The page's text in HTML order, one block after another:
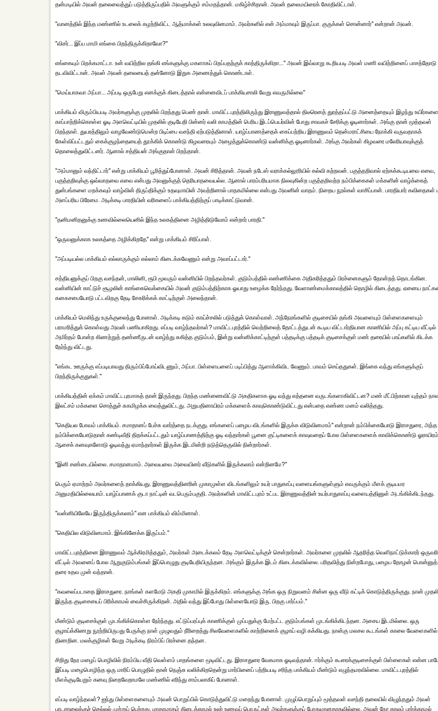
தன்மடியில் அவன் தலைவைத்துப் படுத்திருப்பதில் அவளுக்கும் சம்மதந்தான். மகிழ்ச்சிதான். அவன் தலைமயிரைக் கோதிவிட்டாள்.
''வானத்தில் இந்த மண்ணில் உடலைக் கழற்றிவிட்ட ஆத்மாக்கள் உலவுவினமாம். அவர்களில் என் அம்மாவும் இருப்பா. குருக்கள் சொன்னார்'' என்றான் அவன்.
''விசர்... இப்ப மாமி எங்கை பிறந்திருக்கிறாவோ?''
எங்கையும் பிறக்கமாட்டா. உன் வயிற்றில தங்கி எங்களுக்கு மகளாகப் பிறப்பதற்குக் காத்திருக்கிறா...'' அவன் இவ்வாறு கூறியபடி அவள் மணி வயிற்றினைப் பாசத்தோடு
தடவிவிட்டான். அவள் அவன் தலையைத் தன்னோடு இறுக அணைத்துக் கொண்டாள்.
''மெய்யாகவா அப்பா... அப்படி ஒருபேறு எனக்குக் கிடைத்தால் என்னைவிடப் பாக்கியசாலி வேறு எவருமில்லை''
பாக்கியம் விரும்பியபடி அவர்களுக்கு முதலில் பிறந்தது பெண் தான். மாவிட்டபுரத்திலிருந்து இராணுவத்தால் திடீரெனத் துரத்தப்பட்டு அனைத்தையும் இழந்து
காப்பாற்றிக்கொள்ள ஓடி அளவெட்டியில் முதலில் குடியேறி பின்னர் வலி காமத்தின் பெரிய இடப்பெயர்வின் போது சாவகச் சேரிக்கு ஓடினார்கள். அங்கு தான் மூத்தவள்
பிறந்தாள். துயரத்திலும் வாழவேண்டுமென்ற பிடிப்பை வசந்தி ஏற்படுத்தினாள். யாழ்ப்பாணத்தைக் கைப்பற்றிய இராணுவம் தென்மராட்சியை நோக்கி வருவதாகக்
கேள்விப்பட்டதும் கைக்குழந்தையைத் தூக்கிக் கொண்டு கிழவரையும் அழைத்துக்கொண்டு வன்னிக்கு ஓடினார்கள். அங்கு அவர்கள் கிழவரை மலேரியாவுக்குத்
தொலைத்துவிட்டனர். ஆனால் சத்தியன் அங்குதான் பிறந்தான்.
''அம்மானும் வந்திட்டார்'' என்று பாக்கியம் பூரித்துப்போனாள். அவன் சிரித்தான். அவன் நடேஸ் வராக்கல்லூரியில் கல்வி கற்றவன். பகுத்தறிவால் ஏற்கக்கூடியவை எவை,
பகுத்தறிவுக்கு ஒவ்வாதவை எவை என்பது அவனுக்குத் தெரியாதவையல்ல. ஆனால் பாரம்பரியமாக நிலவுகின்ற பகுத்தறிவற்ற நம்பிக்கைகள் மக்களின் வாழ்க்கைத்
துன்பங்களை மறக்கவும் வாழ்வின் திருப்திக்கும் உதவுமாயின் அவற்றினால் பாதகமில்லை என்பது அவனின் வாதம். நிறைய நூல்கள் வாசிப்பான். பாரதியார் கவிதைகள்
அளப்பரிய பிரேமை. அடிக்கடி பாரதியின் வரிகளைப் பாக்கியத்திற்குப் பாடிக்காட்டுவான்.
''தனிமனிதனுக்கு உணவில்லையெனில் இந்த உலகத்தினை அழித்திடுவோம் என்றார் பாரதி.''
''ஒருவனுக்காக உலகத்தை அழிக்கிறதே'' என்று பாக்கியம் சிரிப்பாள்.
''அப்படியல்ல பாக்கியம் எல்லாருக்கும் எல்லாம் கிடைக்கவேணும் என்று அவாப்பட்டார்.''
சத்தியனுக்குப் பிறகு வசந்தன், மாலினி, ரூபி மூவரும் வன்னியில் பிறந்தவர்கள். குடும்பத்தில் எண்ணிக்கை அதிகரித்ததும் பிரச்னைகளும் தோன்றத் தொடங்கின.
வன்னியின் காட்டுச் சூழலின் காங்கைவெக்கையில் அவன் குடும்பத்திற்காக ஓயாது உழைக்க நேர்ந்தது. வேளாண்மைக்காலத்தில் தொழில் கிடைத்தது. ஏனைய
கனகசபையோடு பட்டவிறகு தேடி சேகரிக்கக் காட்டிற்குள் அலைந்தான்.
பாக்கியம் மெலிந்து உருக்குலைந்து போனாள். அடிக்கடி கடும் காய்ச்சலில் படுத்துக் கொள்வாள். அந்நேரங்களில் குடிசையில் தங்கி அவளையும் பிள்ளைகளையும்
பராமரித்துக் கொள்வது அவன் பணியாகிறது. எப்படி வாழ்ந்தவர்கள்? மாவிட்டபுரத்தில் வெற்றிலைத் தோட்டத்துடன் கூடிய விட்டார்தியான காணியில் அப்பு கட்டிய வீட்டில்
அமிர்தம் போன்ற கிணற்றுத் தண்ணீருடன் வாழ்ந்து சுகித்த குடும்பம், இன்று வன்னிக்காட்டிற்குள் பத்தடிக்கு பத்தடிக் குடிசைக்குள் மண் தரையில் பாய்களில் கிடக்க
நேர்ந்து விட்டது.
''எங்கட ஊருக்கு எப்படியாவது திரும்பிப்போய்விடணும், அப்பா. பிள்ளையளைப் படிப்பித்து ஆளாக்கிவிட வேணும். பாவம் செய்ததுகள். இங்கை வந்து எங்களுக்குப்
பிறந்திருக்குதுகள்.''
பாக்கியத்தின் ஏக்கம் மாவிட்டபுரமாகத் தான் இருந்தது. பிறந்த மண்ணைவிட்டு அகதிகளாக ஓடி வந்து எத்தனை வருடங்களாகிவிட்டன? மண் மீட்பிற்கான யுத்தம்
இலட்சம் மக்களை சொத்துச் சுகமிழக்க வைத்துவிட்டது. அறுபதினாயிரம் மக்களைக் காவுகொண்டுவிட்டது என்பதை எண்ண மனம் வலித்தது.
''கெதியல போவம் பாக்கியம். சமாதானப் பேச்சு வார்த்தை நடக்குது. எங்களைப் பழைய விடங்களில் இருக்க விடுவினமாம்'' என்றான் நம்பிக்கையோடு இராசதுரை, அந்த
நம்பிக்கையோடுதான் கண்டிவீதி திறக்கப்பட்டதும் யாழ்ப்பாணத்திற்கு ஓடி வந்தார்கள் பூனை குட்டிகளைக் காவுவதைப் போல பிள்ளைகளைக் காவிக்கொண்டு ஓராயிரம்
ஆசைக் கனவுகளோடு ஓடிவந்து ஏமாந்தார்கள் இருக்க இடமின்றி நடுத்தெருவில் நின்றார்கள்.
''இனி சண்டையில்லை. சமாதானமாம். அவையவை அவையினர் வீடுகளில் இருக்கலாம் என்றினமே?''
பெரும் ஏமாற்றம் அவர்களைத் தாக்கியது. இராணுவத்தினரின் முகாமுள்ள விடங்களிலும் உயர் பாதுகாப்பு வளையங்களுள்ளும் எவருக்கும் மீளக் குடியமர
அனுமதியில்லையாம். யாழ்ப்பாணக் குடா நாட்டின் வடபெரும்பகுதி. அவர்களின் மாவிட்டபுரம் உட்பட இராணுவத்தின் உயர்பாதுகாப்பு வளையத்தினுள் அடங்கிக்கிடந்தது.
''வன்னியிலேயே இருந்திருக்கலாம்'' என பாக்கியம் விம்மினாள்.
''கெதியில விடுவினமாம். இங்கினேக்க இருப்பம்.''
மாவிட்டபுரத்தினை இராணுவம் ஆக்கிரமித்ததும், அவர்கள் அடைக்கலம் தேடி அளவெட்டிக்குச் சென்றார்கள். அவர்களை முதலில் ஆதரித்த வெளிநாட்டுக்காரர்
வீட்டில் அவனைப் போல ஆறுகுடும்பங்கள் இப்பொழுது குடியேறியிருந்தன. அங்கும் இருக்க இடம் கிடைக்கவில்லை. பரிதவித்து நின்றபோது, பழைய தோழன் பொன்னுத்
தரை உதவ முன் வந்தான்.
''கவலைப்படாதை இராசதுரை. நாங்கள் களமேடு அகதி முகாமில் இருக்கிறம். எங்களுக்கு அங்க ஒரு நிறுவனம் சின்ன ஒரு வீடு கட்டிக் கொடுத்திருக்குது. நான்
இருந்த குடிசையைப் பிரிக்காமல் வைச்சிருக்கிறன். அதில் வந்து இப்போது பிள்ளையோடு இரு. பிறகு பார்ப்பம்.''
மீண்டும் குடிசைக்குள் முடங்கிக்கொள்ள நேர்ந்தது. எட்டுப்பரப்புக் காணிக்குள் முப்பதுக்கு மேற்பட்ட குடும்பங்கள் முடங்கிக்கிடந்தன. அசைய இடமில்லை. ஒரு
குழாய்க்கிணறு நூற்றியிருபது பேருக்கு நாள் முழுவதும் நீரிறைத்து சிலவேளைகளில் காற்றினைக் குழாய் வழி கக்கியது. நான்கு மலசல கூடங்கள் காலை வேளைகளில்
திணறின. மலக்குழிகள் வேறு அடிக்கடி நிரம்பிப் பிரச்னை தந்தன.
சிறிது நேர மழைப் பொழிவில் நிரம்பிய வீதி வெள்ளம் பாதங்களை மூடிவிட்டது. இராசதுரை வேகமாக ஓடிவந்தான். ஈர்க்கும் கூரைக்குடிசைக்குள் பிள்ளைகள் என்ன
இப்படி மழைபொழிந்த ஒரு மாரிப் பொழுதில் தான் நெஞ்சு வலிக்கிறதென்று மார்பினைப் பற்றியபடி சரிந்த பாக்கியம் மீண்டும் எழுந்தமரவில்லை. மாவிட்டபுரத்தில்
மீளக்குடியேறும் கனவு நிறைவேறாமலே மண்ணில் எரிந்து சாம்பலாகிப் போனாள்.
எப்படி வாழ்ந்தவள்? ஐந்து பிள்ளைகளையும் அவன் பொறுப்பில் கொடுத்துவிட்டு மறைந்து போனாள். முழுப்பொறுப்பும் மூத்தவள் வசந்தி தலையில் விழுந்ததும் அவள்
பாடசாலைக்குச் செல்லல் முற்றுப் பெற்றது. மாதாமாதம் கிடைக்காமல் உலர் உணவுப் பொருட்கள் அவர்களுக்குப் போதுமானதாகவில்லை. அவன் நேர காலம் பார்க்காமல்